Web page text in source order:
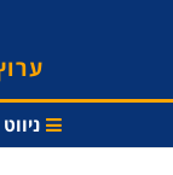
ניווט